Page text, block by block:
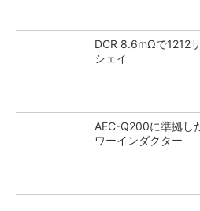
DCR 8.6mΩで1212
シェイ
AEC-Q200に準拠し
ワーインダクター